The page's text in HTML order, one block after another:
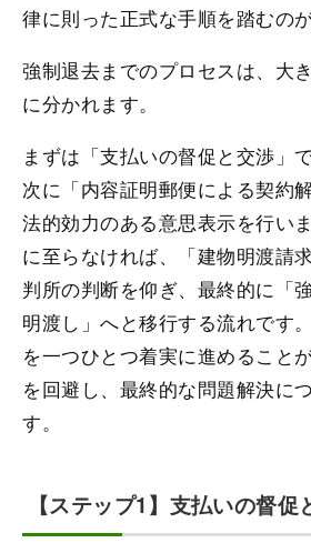
律に則った正式な手順を踏むの
強制退去までのプロセスは、大
に分かれます。
まずは「支払いの督促と交渉」
次に「内容証明郵便による契約
法的効力のある意思表示を行い
に至らなければ、「建物明渡請
判所の判断を仰ぎ、最終的に「
明渡し」へと移行する流れです
を一つひとつ着実に進めること
を回避し、最終的な問題解決に
す。
【ステップ1】支払いの督促